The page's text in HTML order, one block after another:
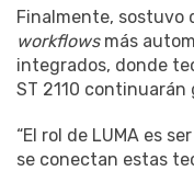
Finalmente, sostuvo
workflowsmás
integrados, donde
ST 2110
“El rol de LUMA es
se conectan estas